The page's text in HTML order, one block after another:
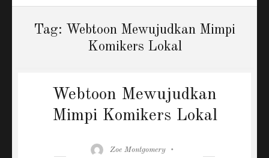
Tag: Webtoon Mewujudkan Mimpi
Komikers Lokal
Webtoon Mewujudkan
Mimpi Komikers Lokal
Author
Zoe Montgomery